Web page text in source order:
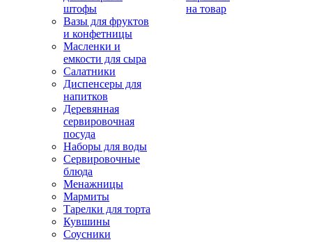
штофы
Вазы для фруктов
и конфетницы
Масленки и
емкости для сыра
Салатники
Диспенсеры для
напитков
Деревянная
сервировочная
посуда
Наборы для воды
Сервировочные
блюда
Менажницы
Мармиты
Тарелки для торта
Кувшины
Соусники
на товар